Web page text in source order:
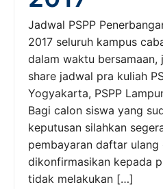
Jadwal PSPP
2017 seluruh kampus
dalam waktu bersamaan,
share jadwal pra kuliah
Yogyakarta, PSPP
Bagi calon siswa yang
keputusan silahkan
pembayaran daftar ulang
dikonfirmasikan kepada
tidak melakukan […]